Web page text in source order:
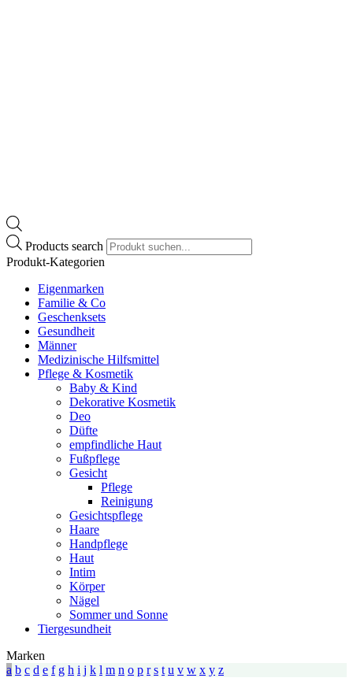
Products search
Produkt-Kategorien
Eigenmarken
Familie & Co
Geschenksets
Gesundheit
Männer
Medizinische Hilfsmittel
Pflege & Kosmetik
Baby & Kind
Dekorative Kosmetik
Deo
Düfte
empfindliche Haut
Fußpflege
Gesicht
Pflege
Reinigung
Gesichtspflege
Haare
Handpflege
Haut
Intim
Körper
Nägel
Sommer und Sonne
Tiergesundheit
Marken
a b c d e f g h i j k l m n o p r s t u v w x y z